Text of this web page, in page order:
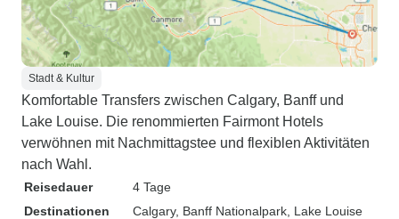
Stadt & Kultur
Komfortable Transfers zwischen Calgary, Banff und
Lake Louise. Die renommierten Fairmont Hotels
verwöhnen mit Nachmittagstee und flexiblen Aktivitäten
nach Wahl.
Reisedauer
4 Tage
Destinationen
Calgary, Banff Nationalpark , Lake Louise